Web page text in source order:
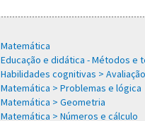
Matemática
Educação e didática - Métodos e
Habilidades cognitivas > Avaliação
Matemática > Problemas e lógica
Matemática > Geometria
Matemática > Números e cálculo